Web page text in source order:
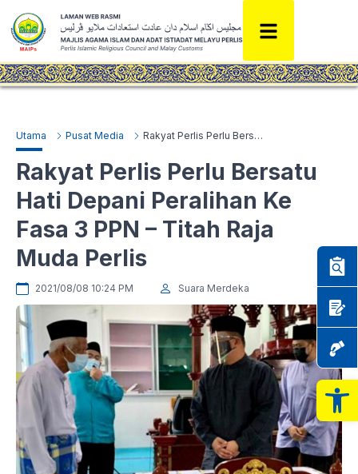
Utama Pusat Media Rakyat Perlis Perlu Bersatu Hati Depani Peralihan Ke Fasa 3 PPN – Titah Raja Muda Perlis
Rakyat Perlis Perlu Bersatu
Hati Depani Peralihan Ke
Fasa 3 PPN – Titah Raja
Muda Perlis
2021/08/08 10:24 PM Suara Merdeka